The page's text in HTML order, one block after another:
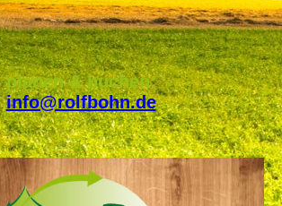
planen & buchen:
info@rolfbohn.de